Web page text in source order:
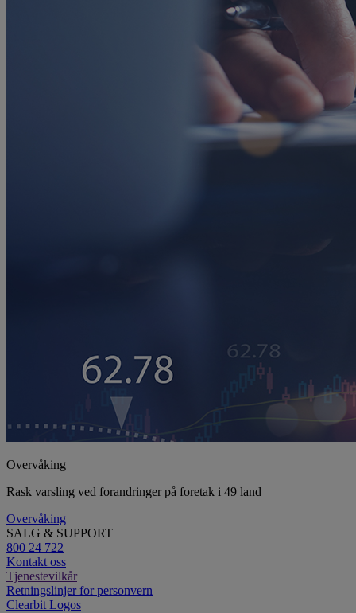
Overvåking
Rask varsling ved forandringer på foretak i 49 land
Overvåking
SALG & SUPPORT
800 24 722
Kontakt oss
Tjenestevilkår
Retningslinjer for personvern
Clearbit Logos